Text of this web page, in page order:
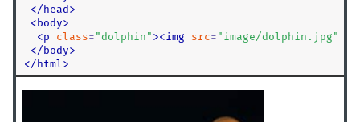
</ head >
< body>
<p class= "dolphin " ><img src= " image/dolphin.jpg "
</ body>
</ html >
gap
grid-auto-columns
grid-auto-rows
grid-column-end